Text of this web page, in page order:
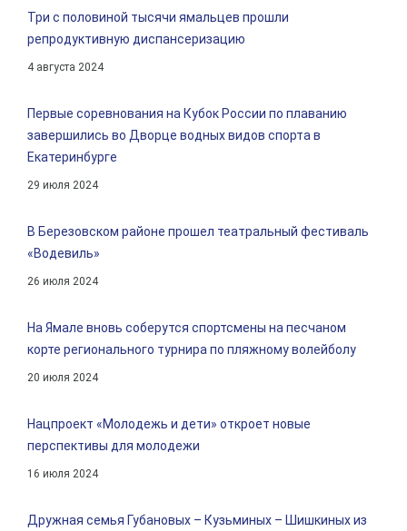
Три с половиной тысячи ямальцев прошли
репродуктивную диспансеризацию
4 августа 2024
Первые соревнования на Кубок России по плаванию
завершились во Дворце водных видов спорта в
Екатеринбурге
29 июля 2024
В Березовском районе прошел театральный фестиваль
«Водевиль»
26 июля 2024
На Ямале вновь соберутся спортсмены на песчаном
корте регионального турнира по пляжному волейболу
20 июля 2024
Нацпроект «Молодежь и дети» откроет новые
перспективы для молодежи
16 июля 2024
Дружная семья Губановых – Кузьминых – Шишкиных из